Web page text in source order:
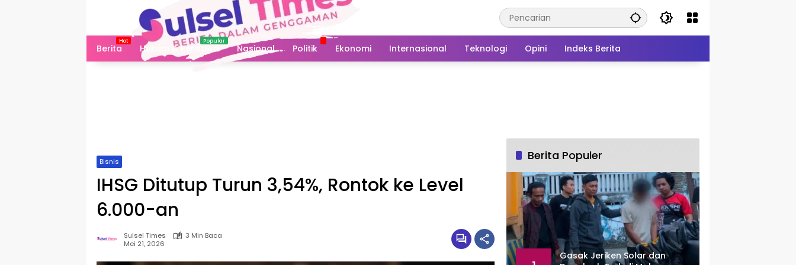
Berita
Hukum & Peristiwa Nasional Politik Ekonomi Internasional Teknologi Opini Indeks Berita
Bisnis
IHSG Ditutup Turun 3,54%, Rontok ke Level
6.000-an
Sulsel Times
3 Min Baca
Mei 21, 2026
Berita Populer
Gasak Jeriken Solar dan